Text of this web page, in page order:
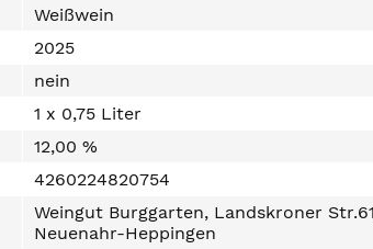
Weißwein
2025
nein
1 x 0,75 Liter
12,00 %
4260224820754
Weingut Burggarten, Landskroner
Neuenahr-Heppingen